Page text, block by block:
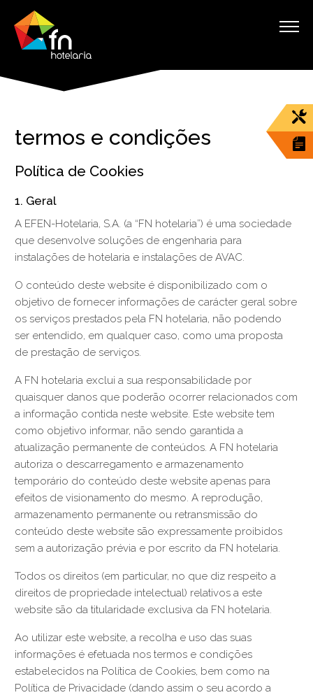
termos e condições
Política de Cookies
1. Geral
A EFEN-Hotelaria, S.A. (a “FN hotelaria”) é uma sociedade
que desenvolve soluções de engenharia para
instalações de hotelaria e instalações de AVAC.
O conteúdo deste website é disponibilizado com o
objetivo de fornecer informações de carácter geral sobre
os serviços prestados pela FN hotelaria, não podendo
ser entendido, em qualquer caso, como uma proposta
de prestação de serviços.
A FN hotelaria exclui a sua responsabilidade por
quaisquer danos que poderão ocorrer relacionados com
a informação contida neste website. Este website tem
como objetivo informar, não sendo garantida a
atualização permanente de conteúdos. A FN hotelaria
autoriza o descarregamento e armazenamento
temporário do conteúdo deste website apenas para
efeitos de visionamento do mesmo. A reprodução,
armazenamento permanente ou retransmissão do
conteúdo deste website são expressamente proibidos
sem a autorização prévia e por escrito da FN hotelaria.
Todos os direitos (em particular, no que diz respeito a
direitos de propriedade intelectual) relativos a este
website são da titularidade exclusiva da FN hotelaria.
Ao utilizar este website, a recolha e uso das suas
informações é efetuada nos termos e condições
estabelecidos na Política de Cookies, bem como na
Política de Privacidade (dando assim o seu acordo a